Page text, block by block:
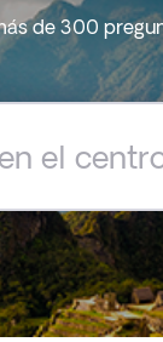
de 300